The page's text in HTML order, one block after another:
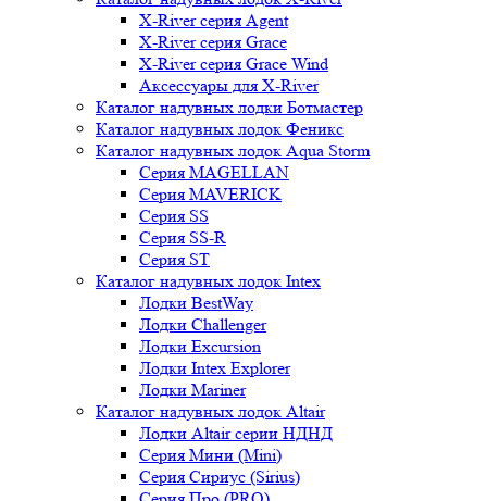
X-River серия Agent
X-River серия Grace
X-River серия Grace Wind
Аксессуары для X-River
Каталог надувных лодки Ботмастер
Каталог надувных лодок Феникc
Каталог надувных лодок Aqua Storm
Серия MAGELLAN
Серия MAVERICK
Серия SS
Серия SS-R
Серия ST
Каталог надувных лодок Intex
Лодки BestWay
Лодки Challenger
Лодки Excursion
Лодки Intex Explorer
Лодки Mariner
Каталог надувных лодок Altair
Лодки Altair серии НДНД
Серия Мини (Mini)
Серия Сириус (Sirius)